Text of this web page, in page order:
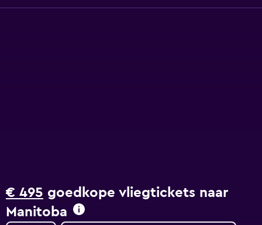
€ 495 goedkope vliegtickets naar
Manitoba